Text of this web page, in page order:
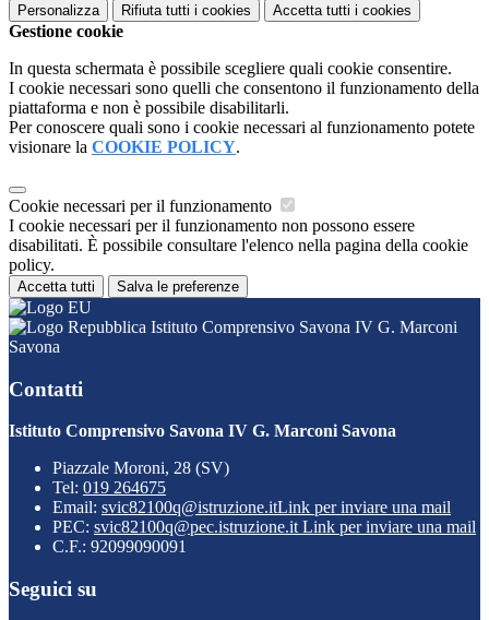
Personalizza Rifiuta tutti i cookies Accetta tutti i cookies
Gestione cookie
In questa schermata è possibile scegliere quali cookie consentire.
I cookie necessari sono quelli che consentono il funzionamento della
piattaforma e non è possibile disabilitarli.
Per conoscere quali sono i cookie necessari al funzionamento potete
visionare la COOKIE POLICY.
Cookie necessari per il funzionamento
I cookie necessari per il funzionamento non possono essere
disabilitati. È possibile consultare l'elenco nella pagina della cookie
policy.
Accetta tutti Salva le preferenze
Istituto Comprensivo Savona IV G. Marconi
Savona
Contatti
Istituto Comprensivo Savona IV G. Marconi Savona
Piazzale Moroni, 28 (SV)
Tel: 019 264675
Email: svic82100q@istruzione.itLink per inviare una mail
PEC: svic82100q@pec.istruzione.it Link per inviare una mail
C.F.: 92099090091
Seguici su